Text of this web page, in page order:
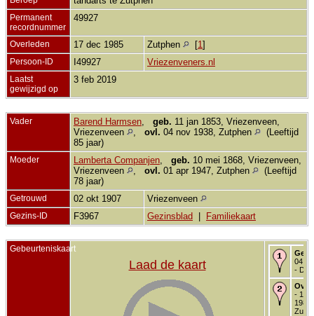
Permanent
recordnummer
49927
Overleden 17 dec 1985 Zutphen [1 ]
Persoon-ID I49927 Vriezenveners.nl
Laatst
gewijzigd op
3 feb 2019
Vader Barend Harmsen geb. 11 jan 1853, Vriezenveen,
Vriezenveen
ovl. 04 nov 1938, Zutphen
(Leeftijd
85 jaar)
Moeder Lamberta Companjen geb. 10 mei 1868, Vriezenveen,
Vriezenveen
ovl. 01 apr 1947, Zutphen
(Leeftijd
78 jaar)
Getrouwd 02 okt 1907 Vriezenveen
Gezins-ID F3967 Gezinsblad Familiekaart
Gebeurteniskaart
Laad de kaart
04 jul
-
- 17
1985